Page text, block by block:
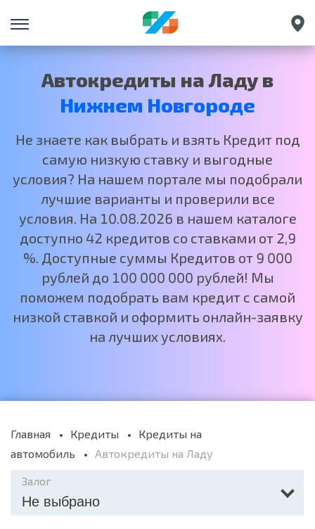
Санкт-Петербург
Краснодар
Москва
Автокредиты на Ладу в
Нижнем Новгороде
Не знаете как выбрать и взять Кредит под
самую низкую ставку и выгодные
условия? На нашем портале мы подобрали
лучшие варианты и проверили все
условия. На 10.08.2026 в нашем каталоге
доступно 42 кредитов со ставками от 2,9
%. Доступные суммы Кредитов от 9 000
рублей до 100 000 000 рублей! Мы
поможем подобрать вам кредит с самой
низкой ставкой и оформить онлайн-заявку
на лучших условиях.
Главная Кредиты
Кредиты на
автомобиль
Автокредиты на Ладу
Залог
Не выбрано